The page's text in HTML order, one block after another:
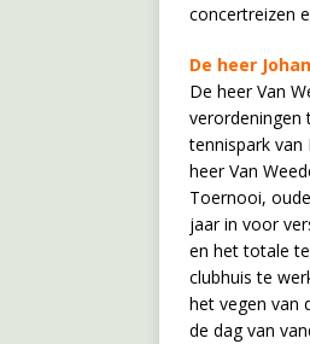
concertreizen
De heer
De heer Van
verordeningen
tennispark van
heer Van
Toernooi,
jaar in voor
en het totale
clubhuis te
het vegen van
de dag van